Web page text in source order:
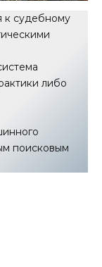
к судебному
либо
поисковым